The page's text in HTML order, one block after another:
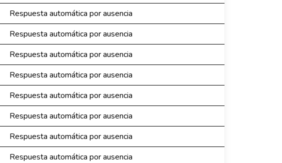
Respuesta automática por ausencia
Respuesta automática por ausencia
Respuesta automática por ausencia
Respuesta automática por ausencia
Respuesta automática por ausencia
Respuesta automática por ausencia
Respuesta automática por ausencia
Respuesta automática por ausencia